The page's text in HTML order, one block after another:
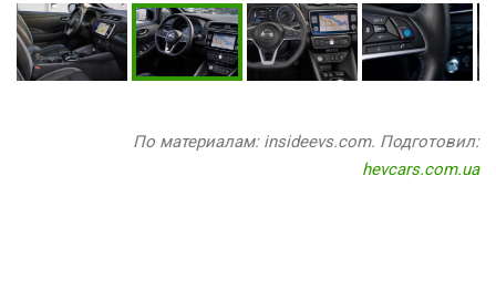
По материалам: insideevs.com. Подготовил:
hevcars.com.ua